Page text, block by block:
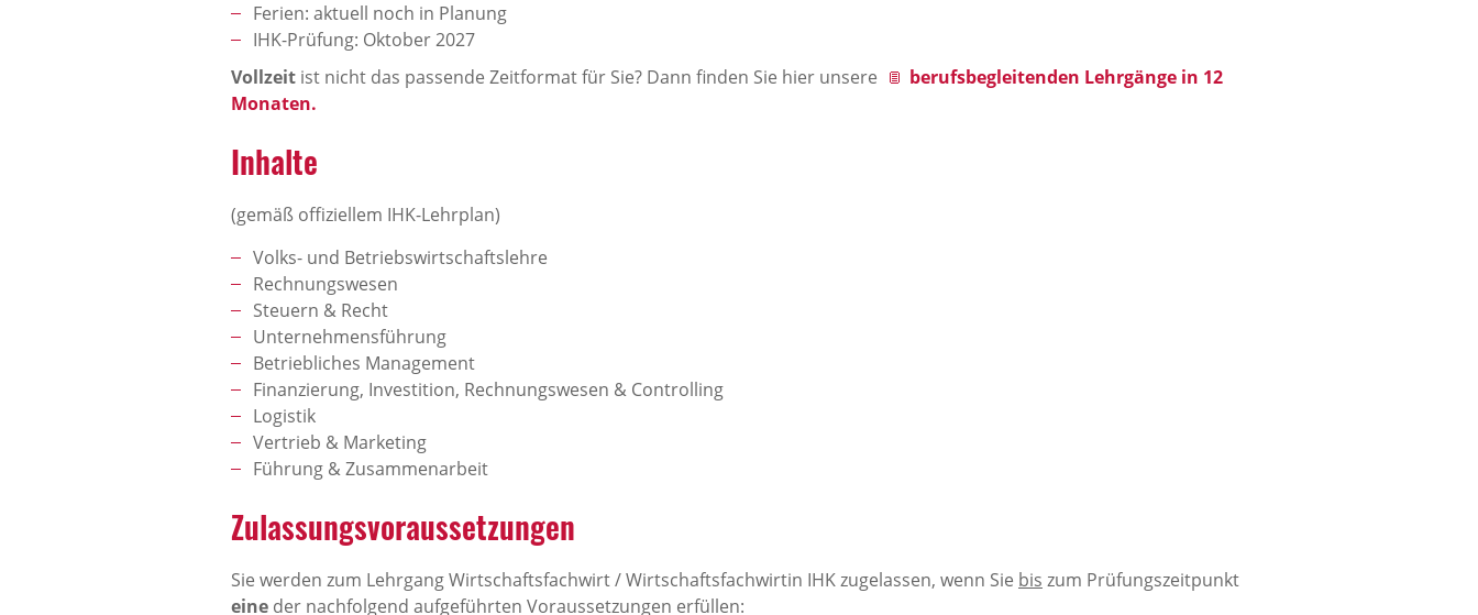
Ferien: aktuell noch in Planung
IHK-Prüfung: Oktober 2027
Vollzeit ist nicht das passende Zeitformat für Sie? Dann finden Sie hier unsere
berufsbegleitenden Lehrgänge in 12
Monaten.
Inhalte
(gemäß offiziellem IHK-Lehrplan)
Volks- und Betriebswirtschaftslehre
Rechnungswesen
Steuern & Recht
Unternehmensführung
Betriebliches Management
Finanzierung, Investition, Rechnungswesen & Controlling
Logistik
Vertrieb & Marketing
Führung & Zusammenarbeit
Zulassungsvoraussetzungen
Sie werden zum Lehrgang Wirtschaftsfachwirt / Wirtschaftsfachwirtin IHK zugelassen, wenn Sie bis zum Prüfungszeitpunkt
eine der nachfolgend aufgeführten Voraussetzungen erfüllen: